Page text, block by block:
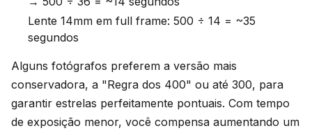
Lente 14mm em full frame: 500 ÷ 14 = ~35
segundos
Alguns fotógrafos preferem a versão mais
conservadora, a "Regra dos 400" ou até 300, para
garantir estrelas perfeitamente pontuais. Com tempo
de exposição menor, você compensa aumentando um